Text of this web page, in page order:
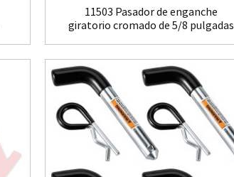
11503 Pasador de enganche
giratorio cromado de 5/8 pulgadas